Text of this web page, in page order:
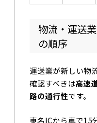
物流・運送
の順序
運送業が新しい物
確認すべきは高速
路の通行性です。
東名ICから車で15